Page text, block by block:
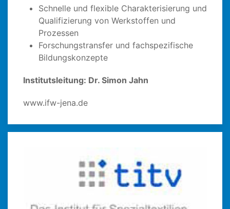
Schnelle und flexible Charakterisierung und
Qualifizierung von Werkstoffen und
Prozessen
Forschungstransfer und fachspezifische
Bildungskonzepte
Institutsleitung: Dr. Simon Jahn
www.ifw-jena.de